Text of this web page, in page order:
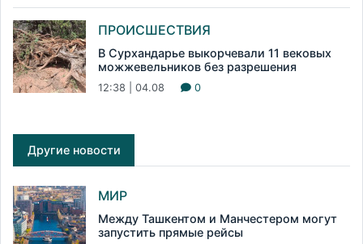
ПРОИСШЕСТВИЯ
В Сурхандарье выкорчевали 11 вековых
можжевельников без разрешения
12:38 | 04.08 0
Другие новости
МИР
Между Ташкентом и Манчестером могут
запустить прямые рейсы